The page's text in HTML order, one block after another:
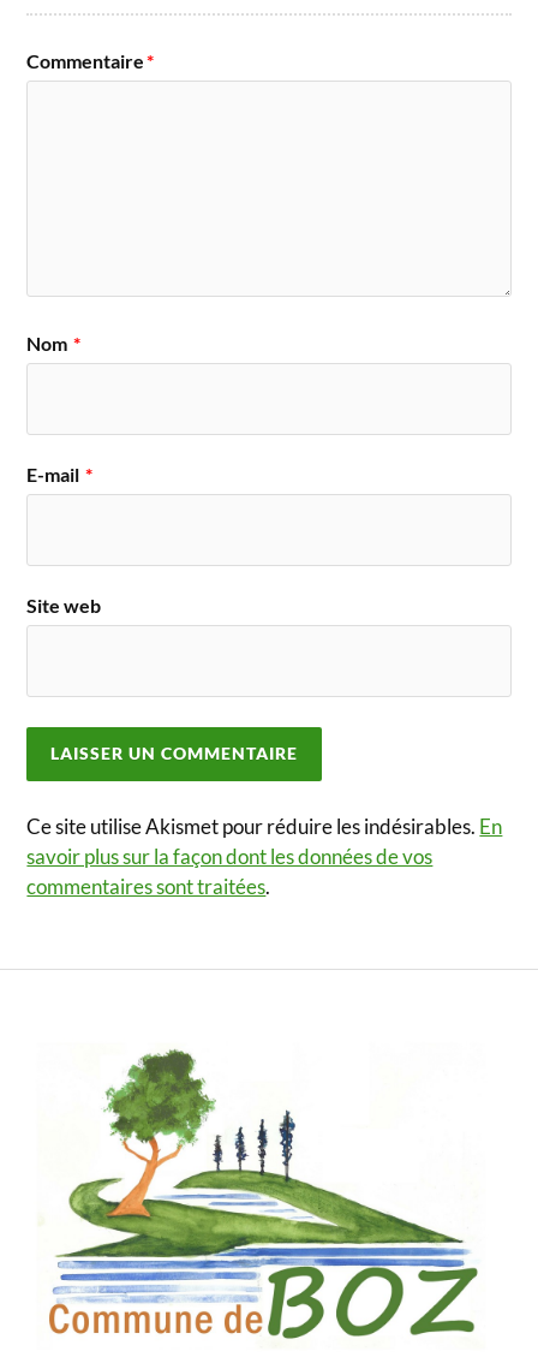
Commentaire*
Nom *
E-mail *
Site web
Ce site utilise Akismet pour réduire les indésirables. En
savoir plus sur la façon dont les données de vos
commentaires sont traitées.